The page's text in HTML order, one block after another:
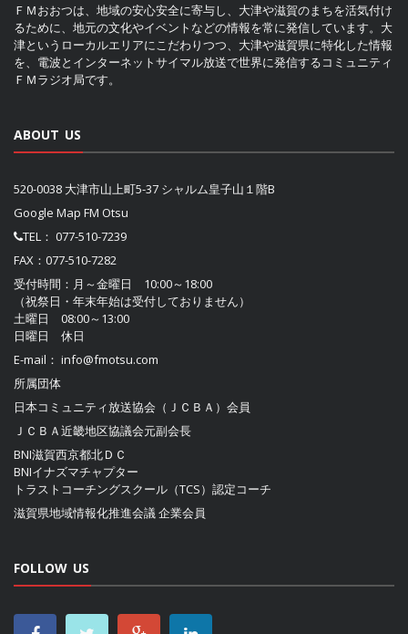
ＦＭおおつは、地域の安心安全に寄与し、大津や滋賀のまちを活気付け
るために、地元の文化やイベントなどの情報を常に発信しています。大
津というローカルエリアにこだわりつつ、大津や滋賀県に特化した情報
を、電波とインターネットサイマル放送で世界に発信するコミュニティ
ＦＭラジオ局です。
ABOUT US
520-0038 大津市山上町5-37 シャルム皇子山１階B
Google Map FM Otsu
TEL： 077-510-7239
FAX：077-510-7282
受付時間：月～金曜日 10:00～18:00
（祝祭日・年末年始は受付しておりません）
土曜日 08:00～13:00
日曜日 休日
E-mail： info@fmotsu.com
所属団体
日本コミュニティ放送協会（ＪＣＢＡ） 会員
ＪＣＢＡ近畿地区協議会元副会長
BNI滋賀西京都北ＤＣ
BNIイナズマチャプター
トラストコーチングスクール（TCS）認定コーチ
滋賀県地域情報化推進会議 企業会員
FOLLOW US